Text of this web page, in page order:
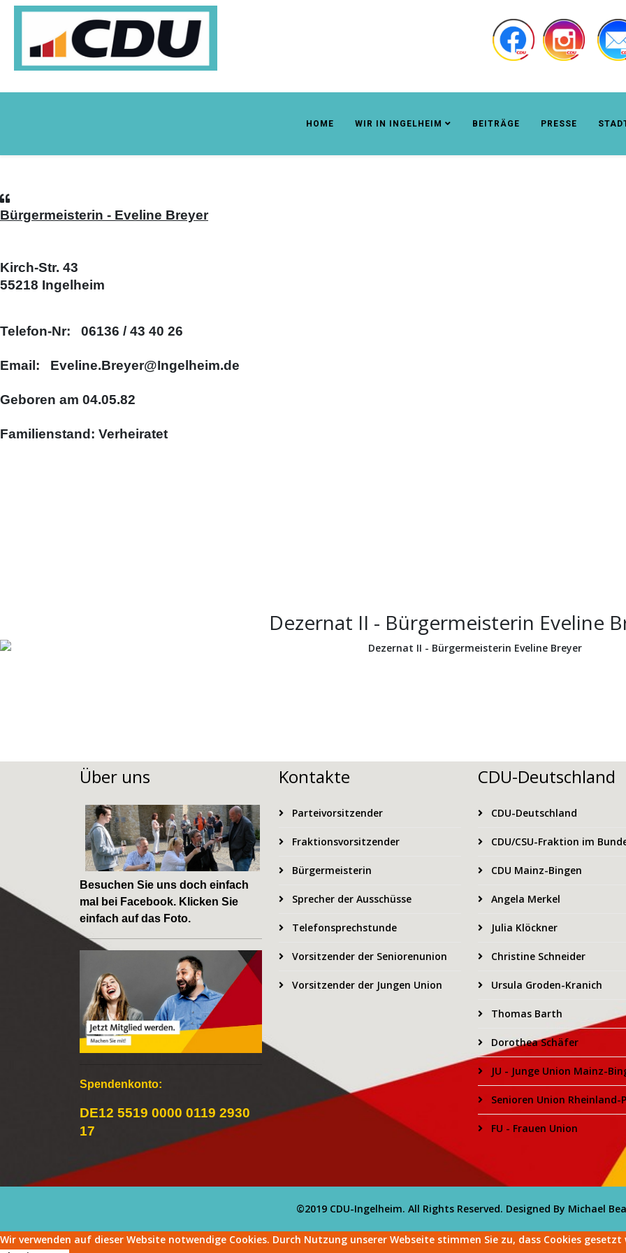
HOME WIR IN INGELHEIM BEITRÄGE PRESSE
Bürgermeisterin - Eveline Breyer
Kirch-Str. 43
55218 Ingelheim
Telefon-Nr: 06136 / 43 40 26
Email: Eveline.Breyer@Ingelheim.de
Geboren am 04.05.82
Familienstand: Verheiratet
Dezernat II - Bürgermeisterin Eveline
Über uns
Besuchen Sie uns doch einfach
mal bei Facebook. Klicken Sie
einfach auf das Foto.
Spendenkonto:
DE12 5519 0000 0119 2930
17
Kontakte
Parteivorsitzender
Fraktionsvorsitzender
Bürgermeisterin
Sprecher der Ausschüsse
Telefonsprechstunde
Vorsitzender der Seniorenunion
Vorsitzender der Jungen Union
CDU-Deutschland
CDU-Deutschland
CDU/CSU-Fraktion im
CDU Mainz-Bingen
Angela Merkel
Julia Klöckner
Christine Schneider
Ursula Groden-Kranich
Thomas Barth
Dorothea Schäfer
JU - Junge Union Mainz-
Senioren Union Rheinland-
FU - Frauen Union
©2019 CDU-Ingelheim. All Rights Reserved. Designed By Michael
Wir verwenden auf dieser Website notwendige Cookies. Durch Nutzung unserer Webseite stimmen Sie zu, dass Cookies gesetzt